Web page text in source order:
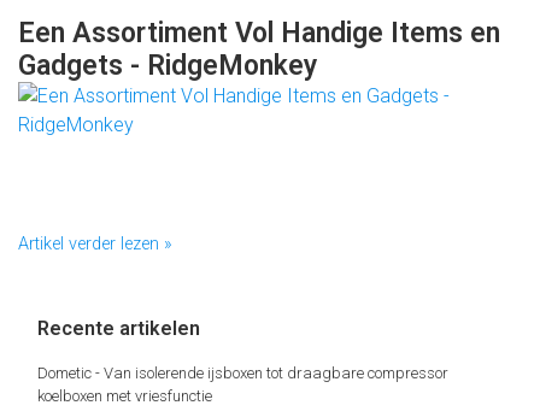
Een Assortiment Vol Handige Items en
Gadgets - RidgeMonkey
Artikel verder lezen »
Recente artikelen
Dometic - Van isolerende ijsboxen tot draagbare compressor
koelboxen met vriesfunctie